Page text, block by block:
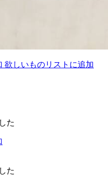
欲しいものリストに追加
た
た